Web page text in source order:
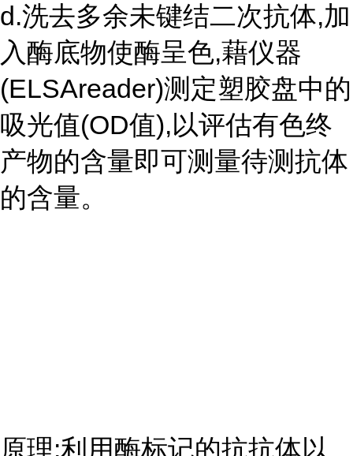
d.洗去多余未键结二次抗体,加
入酶底物使酶呈色,藉仪器
(ELSAreader)测定塑胶盘中的
吸光值(OD值),以评估有色终
产物的含量即可测量待测抗体
的含量。
原理:利用酶标记的抗抗体以